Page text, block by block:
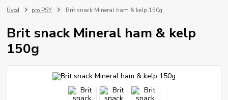
Úvod pro PSY Brit snack Mineral ham & kelp 150g
Brit snack Mineral ham & kelp
150g